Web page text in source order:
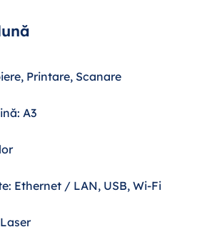
Printare, Scanare
A3
Ethernet / LAN, USB, Wi-Fi